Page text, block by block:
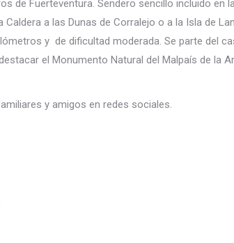
de Fuerteventura. Sendero sencillo incluido en
a las Dunas de Corralejo o a la Isla de
y de dificultad moderada. Se parte del
el Monumento Natural del Malpaís de la
y amigos en redes sociales.